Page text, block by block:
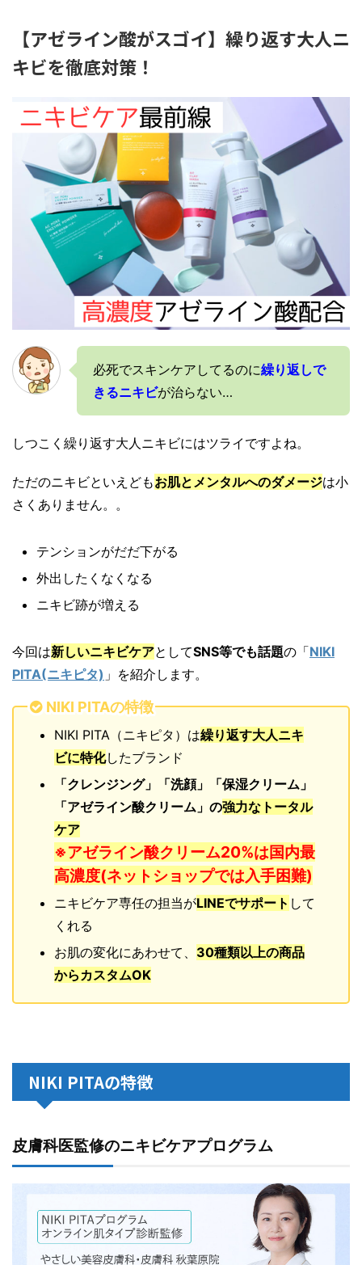
【アゼライン酸がスゴイ】繰り返す大人ニ
キビを徹底対策！
必死でスキンケアしてるのに繰り返しで
きるニキビが治らない…
しつこく繰り返す大人ニキビにはツライですよね。
ただのニキビといえどもお肌とメンタルへのダメージは小
さくありません。。
テンションがだだ下がる
外出したくなくなる
ニキビ跡が増える
今回は新しいニキビケアとしてSNS等でも話題の「NIKI
PITA(ニキピタ) 」を紹介します。
NIKI PITAの特徴
NIKI PITA（ニキピタ）は繰り返す大人ニキ
ビに特化したブランド
「クレンジング」「洗顔」「保湿クリーム」
「アゼライン酸クリーム」の強力なトータル
ケア
※アゼライン酸クリーム20%は国内最
高濃度(ネットショップでは入手困難)
ニキビケア専任の担当がLINEでサポート して
くれる
お肌の変化にあわせて、 30種類以上の商品
からカスタムOK
NIKI PITAの特徴
皮膚科医監修のニキビケアプログラム